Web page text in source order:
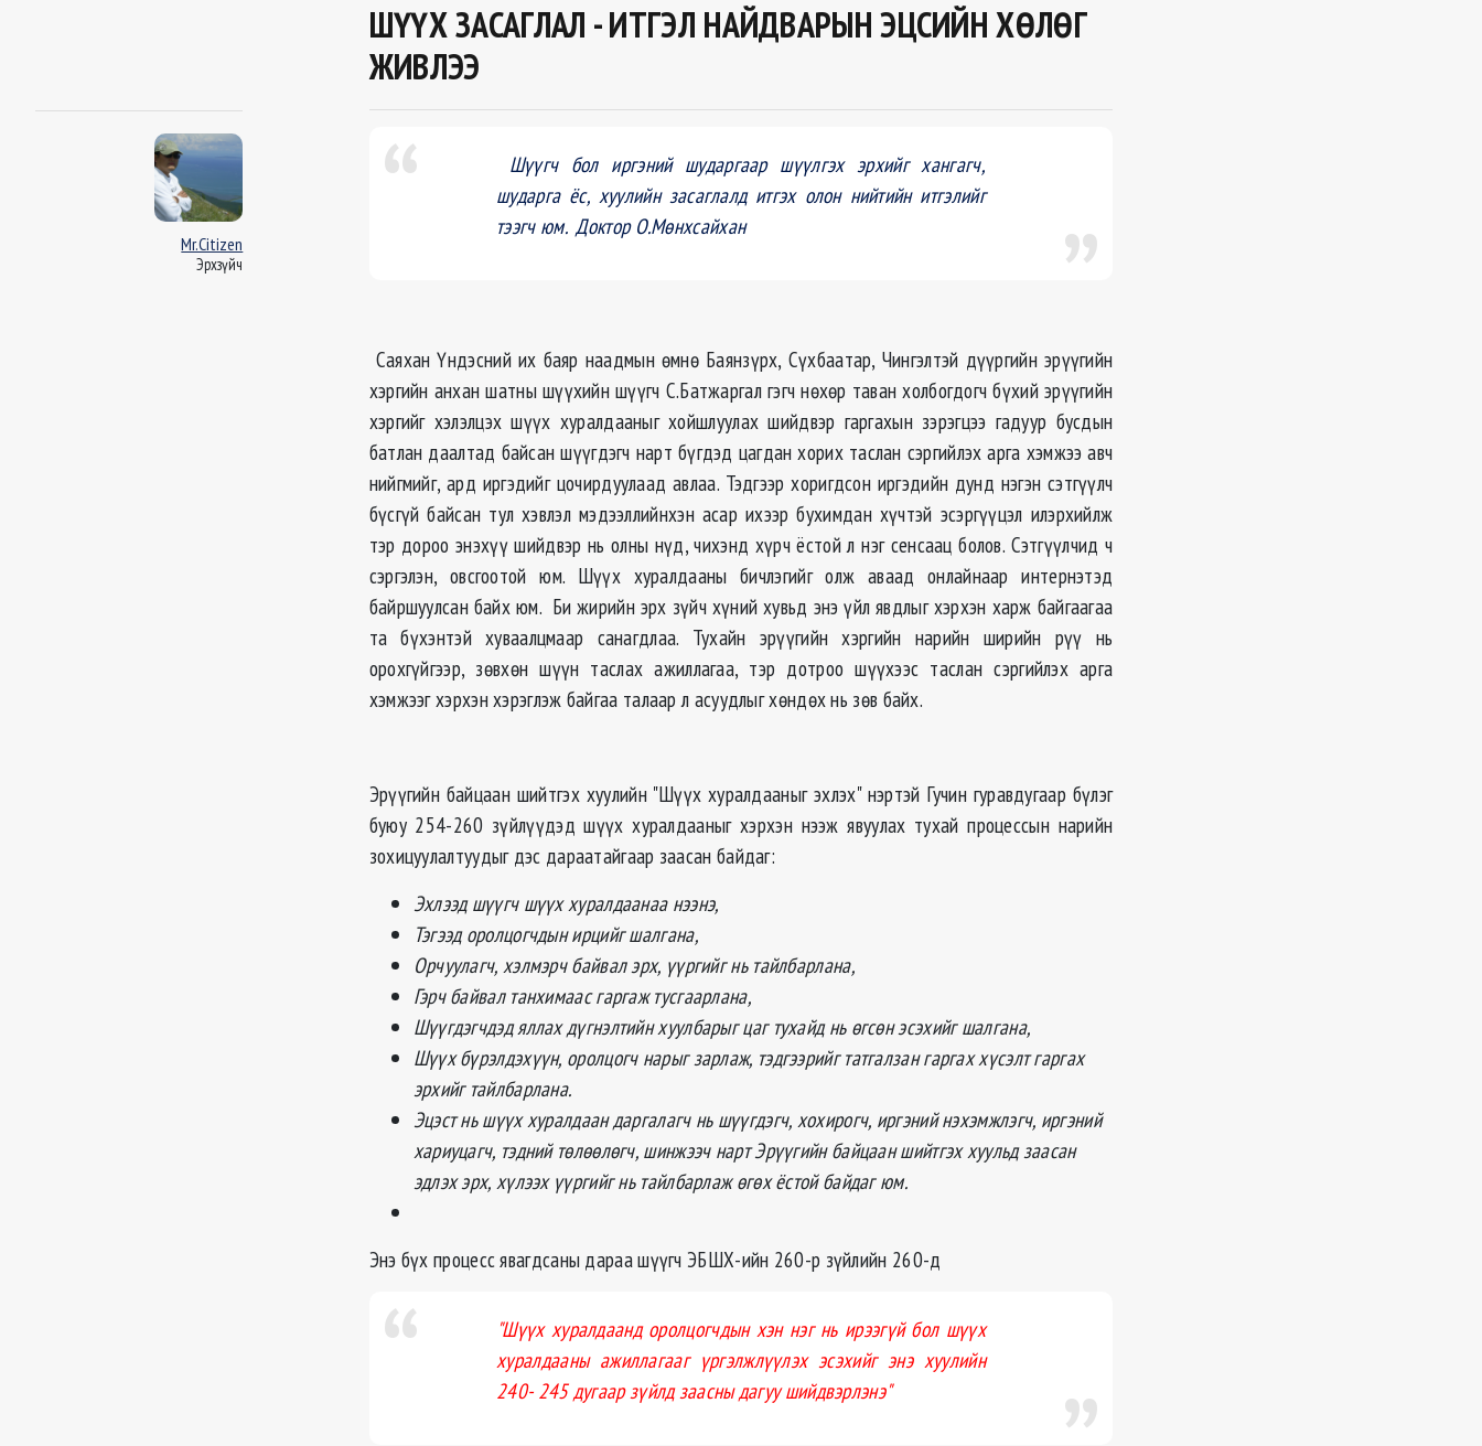
ШҮҮХ ЗАСАГЛАЛ - ИТГЭЛ НАЙДВАРЫН ЭЦСИЙН ХӨЛӨГ
ЖИВЛЭЭ
Mr.Citizen
Эрхзүйч
Шүүгч бол иргэний шударгаар шүүлгэх эрхийг хангагч,
шударга ёс, хуулийн засаглалд итгэх олон нийтийн итгэлийг
тээгч юм. Доктор О.Мөнхсайхан
Саяхан Үндэсний их баяр наадмын өмнө Баянзүрх, Сүхбаатар, Чингэлтэй дүүргийн эрүүгийн
хэргийн анхан шатны шүүхийн шүүгч С.Батжаргал гэгч нөхөр таван холбогдогч бүхий эрүүгийн
хэргийг хэлэлцэх шүүх хуралдааныг хойшлуулах шийдвэр гаргахын зэрэгцээ гадуур бусдын
батлан даалтад байсан шүүгдэгч нарт бүгдэд цагдан хорих таслан сэргийлэх арга хэмжээ авч
нийгмийг, ард иргэдийг цочирдуулаад авлаа. Тэдгээр хоригдсон иргэдийн дунд нэгэн сэтгүүлч
бүсгүй байсан тул хэвлэл мэдээллийнхэн асар ихээр бухимдан хүчтэй эсэргүүцэл илэрхийлж
тэр дороо энэхүү шийдвэр нь олны нүд, чихэнд хүрч ёстой л нэг сенсаац болов. Сэтгүүлчид ч
сэргэлэн, овсгоотой юм. Шүүх хуралдааны бичлэгийг олж аваад онлайнаар интернэтэд
байршуулсан байх юм. Би жирийн эрх зүйч хүний хувьд энэ үйл явдлыг хэрхэн харж байгаагаа
та бүхэнтэй хуваалцмаар санагдлаа. Тухайн эрүүгийн хэргийн нарийн ширийн рүү нь
орохгүйгээр, зөвхөн шүүн таслах ажиллагаа, тэр дотроо шүүхээс таслан сэргийлэх арга
хэмжээг хэрхэн хэрэглэж байгаа талаар л асуудлыг хөндөх нь зөв байх.
Эрүүгийн байцаан шийтгэх хуулийн "Шүүх хуралдааныг эхлэх" нэртэй Гучин гуравдугаар бүлэг
буюу 254-260 зүйлүүдэд шүүх хуралдааныг хэрхэн нээж явуулах тухай процессын нарийн
зохицуулалтуудыг дэс дараатайгаар заасан байдаг:
Эхлээд шүүгч шүүх хуралдаанаа нээнэ,
Тэгээд оролцогчдын ирцийг шалгана,
Орчуулагч, хэлмэрч байвал эрх, үүргийг нь тайлбарлана,
Гэрч байвал танхимаас гаргаж тусгаарлана,
Шүүгдэгчдэд яллах дүгнэлтийн хуулбарыг цаг тухайд нь өгсөн эсэхийг шалгана,
Шүүх бүрэлдэхүүн, оролцогч нарыг зарлаж, тэдгээрийг татгалзан гаргах хүсэлт гаргах
эрхийг тайлбарлана.
Эцэст нь шүүх хуралдаан даргалагч нь шүүгдэгч, хохирогч, иргэний нэхэмжлэгч, иргэний
хариуцагч, тэдний төлөөлөгч, шинжээч нарт Эрүүгийн байцаан шийтгэх хуульд заасан
эдлэх эрх, хүлээх үүргийг нь тайлбарлаж өгөх ёстой байдаг юм.
Энэ бүх процесс явагдсаны дараа шүүгч ЭБШХ-ийн 260-р зүйлийн 260-д
"Шүүх хуралдаанд оролцогчдын хэн нэг нь ирээгүй бол шүүх
хуралдааны ажиллагааг үргэлжлүүлэх эсэхийг энэ хуулийн
240- 245 дугаар зүйлд заасны дагуу шийдвэрлэнэ"